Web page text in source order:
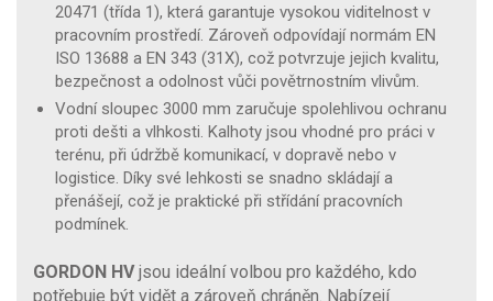
20471 (třída 1), která garantuje vysokou viditelnost v
pracovním prostředí. Zároveň odpovídají normám EN
ISO 13688 a EN 343 (31X), což potvrzuje jejich kvalitu,
bezpečnost a odolnost vůči povětrnostním vlivům.
Vodní sloupec 3000 mm zaručuje spolehlivou ochranu
proti dešti a vlhkosti. Kalhoty jsou vhodné pro práci v
terénu, při údržbě komunikací, v dopravě nebo v
logistice. Díky své lehkosti se snadno skládají a
přenášejí, což je praktické při střídání pracovních
podmínek.
GORDON HVjsou ideální volbou pro každého, kdo
potřebuje být vidět a zároveň chráněn. Nabízejí